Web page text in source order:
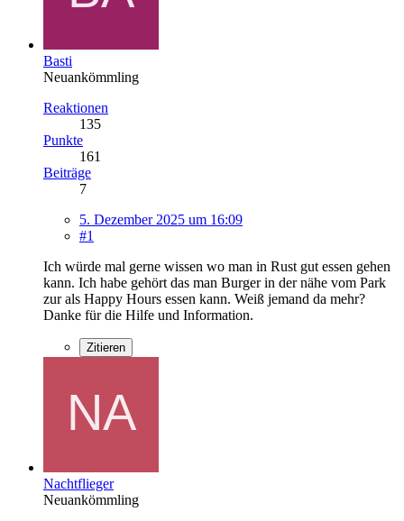
Basti
Neuankömmling
Reaktionen
135
Punkte
161
Beiträge
7
5. Dezember 2025 um 16:09
#1
Ich würde mal gerne wissen wo man in Rust gut essen gehen
kann. Ich habe gehört das man Burger in der nähe vom Park
zur als Happy Hours essen kann. Weiß jemand da mehr?
Danke für die Hilfe und Information.
Zitieren
Nachtflieger
Neuankömmling